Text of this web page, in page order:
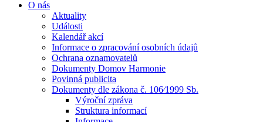
O nás
Aktuality
Události
Kalendář akcí
Informace o zpracování osobních údajů
Ochrana oznamovatelů
Dokumenty Domov Harmonie
Povinná publicita
Dokumenty dle zákona č. 106⁄1999 Sb.
Výroční zpráva
Struktura informací